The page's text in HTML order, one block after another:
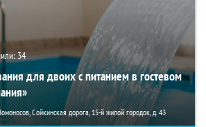
34
для двоих с питанием в гостевом
Сойкинская дорога, 15-й жилой городок, д. 43